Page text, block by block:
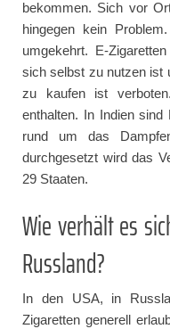
bekommen. Sich vor
hingegen kein
umgekehrt. E-
sich selbst zu nutzen ist
zu kaufen ist
enthalten. In Indien
rund um das
durchgesetzt wird das
29 Staaten.
Wie verhält es
Russland?
In den USA, in
Zigaretten generell